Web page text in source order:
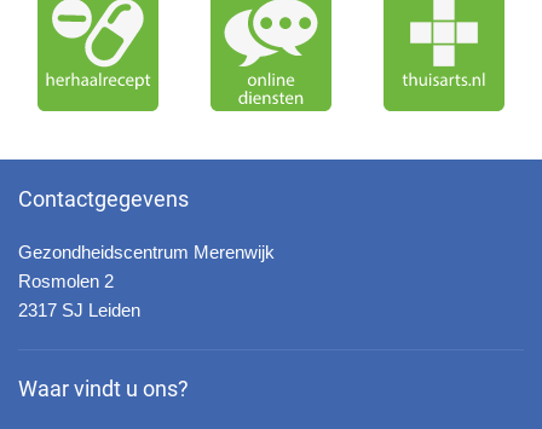
Contactgegevens
Gezondheidscentrum Merenwijk
Rosmolen 2
2317 SJ Leiden
Waar vindt u ons?